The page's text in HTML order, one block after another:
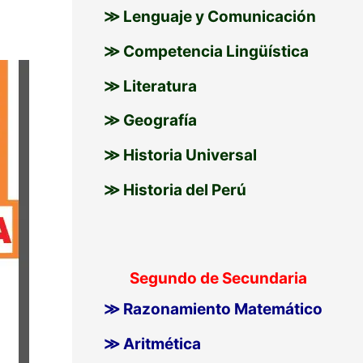
≫ Lenguaje y Comunicación
≫ Competencia Lingüística
≫ Literatura
≫ Geografía
≫ Historia Universal
≫ Historia del Perú
Segundo de Secundaria
≫ Razonamiento Matemático
≫ Aritmética